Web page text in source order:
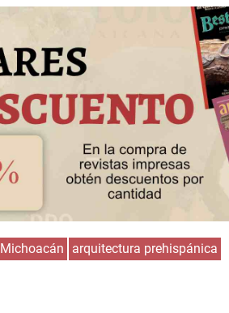
Michoacán arquitectura prehispánica